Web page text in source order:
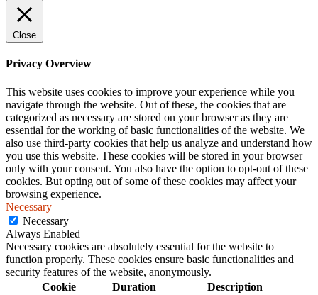
Close
Privacy Overview
This website uses cookies to improve your experience while you
navigate through the website. Out of these, the cookies that are
categorized as necessary are stored on your browser as they are
essential for the working of basic functionalities of the website. We
also use third-party cookies that help us analyze and understand how
you use this website. These cookies will be stored in your browser
only with your consent. You also have the option to opt-out of these
cookies. But opting out of some of these cookies may affect your
browsing experience.
Necessary
Necessary
Always Enabled
Necessary cookies are absolutely essential for the website to
function properly. These cookies ensure basic functionalities and
security features of the website, anonymously.
Cookie
Duration Description